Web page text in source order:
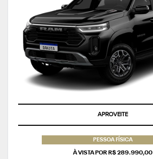
APROVEITE
PESSOA FÍSICA
À VISTA POR R$ 289.990,00